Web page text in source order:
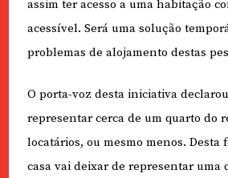
assim ter acesso a uma habitação
acessível. Será uma solução
problemas de alojamento destas
O porta-voz desta iniciativa
representar cerca de um quarto do
locatários, ou mesmo menos. Desta
casa vai deixar de representar uma